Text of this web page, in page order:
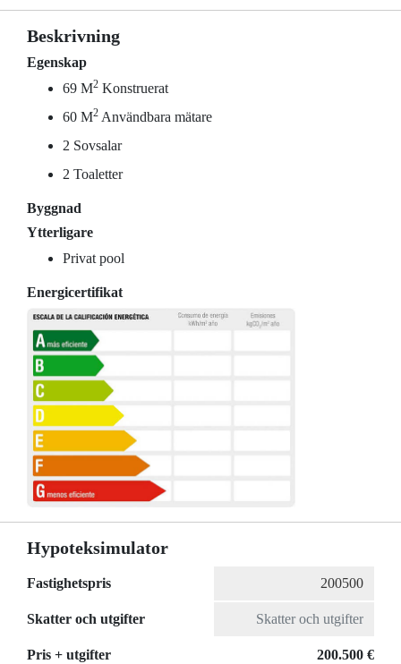
Beskrivning
Egenskap
69 M2 Konstruerat
60 M2 Användbara mätare
2 Sovsalar
2 Toaletter
Byggnad
Ytterligare
Privat pool
Energicertifikat
Hypoteksimulator
Fastighetspris
Skatter och utgifter
Pris + utgifter 200.500 €